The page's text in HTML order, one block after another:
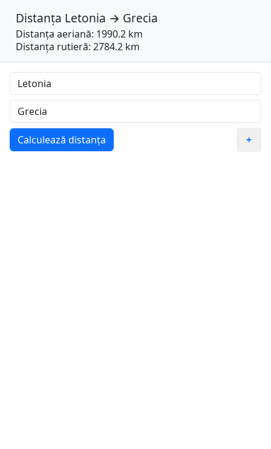
Distanța Letonia → Grecia
Distanța aeriană: 1990.2 km
Distanța rutieră: 2784.2 km
Calculează distanța +